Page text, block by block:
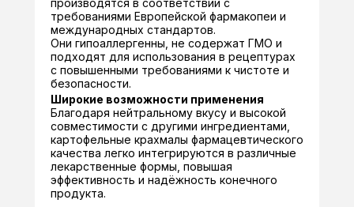
Широкие возможности применения
Благодаря нейтральному вкусу и высокой
совместимости с другими ингредиентами,
картофельные крахмалы фармацевтического
качества легко интегрируются в различные
лекарственные формы, повышая
эффективность и надёжность конечного
продукта.
производятся в соответствии с
требованиями Европейской фармакопеи и
международных стандартов.
Они гипоаллергенны, не содержат ГМО и
подходят для использования в рецептурах
с повышенными требованиями к чистоте и
безопасности.